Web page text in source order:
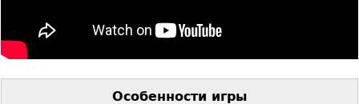
Особенности игры